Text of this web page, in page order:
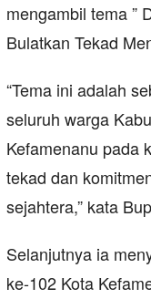
mengambil tema ”
Bulatkan Tekad
“Tema ini adalah
seluruh warga
Kefamenanu pada
tekad dan
sejahtera,” kata
Selanjutnya ia
ke-102 Kota